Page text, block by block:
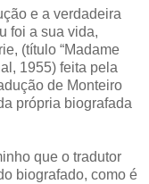
e a verdadeira
foi a sua vida,
(título “Madame
1955) feita pela
de Monteiro
própria biografada
que o tradutor
biografado, como é